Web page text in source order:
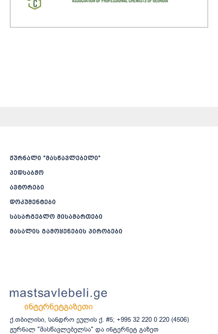
ჟურნალი ”მასწავლებელი”
პედსაბჭო
ავტორები
დოკუმენტები
სასარგებლო მისამართები
მასალის გამოყენების პირობები
ქ.თბილისი, სანდრო ეულის ქ. #5; +995 32 220 0 220 (4506)
ჟურნალ "მასწავლებელსა" და ინტერნეტ გაზეთ